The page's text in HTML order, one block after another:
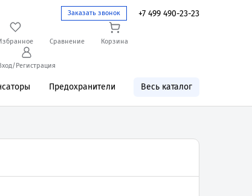
Заказать звонок +7 499 490-23-23
Сравнение Корзина
Регистрация
Предохранители Весь каталог